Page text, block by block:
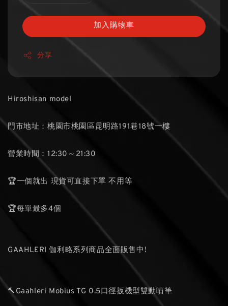
加入購物車
分享
Hiroshisan model
門市地址：桃園市桃園區昆明路191巷18號一樓
營業時間：12:30～21:30
🏆一個就出 現貨可直接下單 不用等
🏆每單最多4個
GAAHLERI 伽利略系列商品全面販售中!
🔨Gaahleri Mobius TG 0.5口徑扳機型雙動噴筆